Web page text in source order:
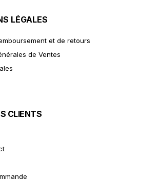
LÉGALES
et de retours
de Ventes
CLIENTS